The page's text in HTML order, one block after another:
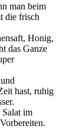
man beim
die frisch
Honig,
das Ganze
hast, ruhig
Salat im